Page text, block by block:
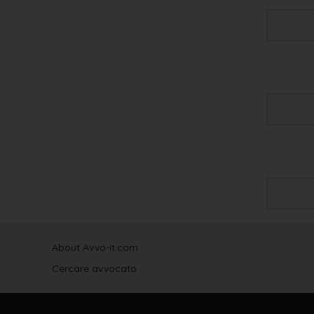
About Avvo-it.com
Cercare avvocato